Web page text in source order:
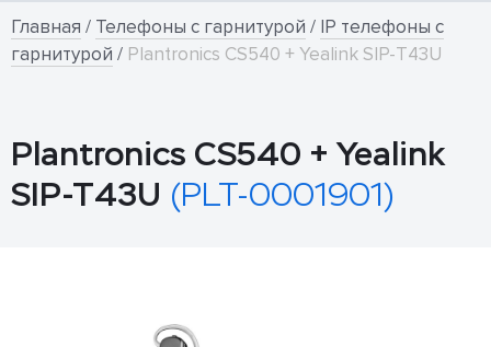
Главная / Телефоны с гарнитурой / IP телефоны с
гарнитурой / Plantronics CS540 + Yealink SIP-T43U
Plantronics CS540 + Yealink
SIP-T43U (PLT-0001901)